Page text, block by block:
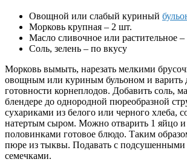
Овощной или слабый куриный
Морковь крупная – 2 шт.
Масло сливочное или растительное –
Соль, зелень – по вкусу
Морковь вымыть, нарезать мелкими
овощным или куриным бульоном и варить
готовности корнеплодов. Добавить соль,
блендере до однородной пюреобразной
сухариками из белого или черного хлеба,
натертым сыром. Можно отварить 1 яйцо и
половинками готовое блюдо. Таким
пюре из тыквы. Подавать с
семечками.